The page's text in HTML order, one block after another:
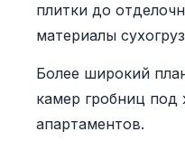
плитки до
материалы
Более широкий
камер гробниц
апартаментов.